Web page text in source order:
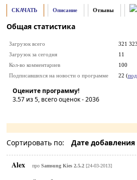
СКАЧАТЬ Описание Отзывы
Общая статистика
Загрузок всего
321 323
Загрузок за сегодня
11
Кол-во комментариев
100
Подписавшихся на новости о программе
22 (
Оцените программу!
3.57из 5, всего оценок -2036
Сортировать по: Дате добавления
Alex про Samsung Kies 2.5.2[24-03-2013]